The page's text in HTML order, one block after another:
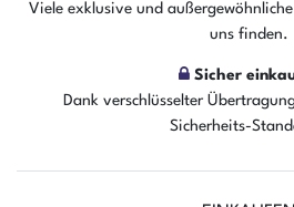
In den
Viele exklusive und
uns finden.
Sicher
Dank verschlüsselter
Sicherheits-